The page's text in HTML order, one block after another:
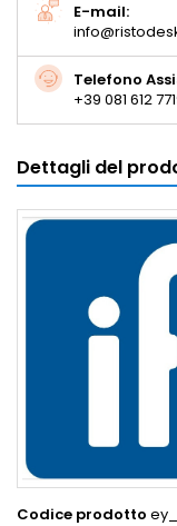
E-mail:
Telefono
+39 081 612
Dettagli del
Codice prodotto